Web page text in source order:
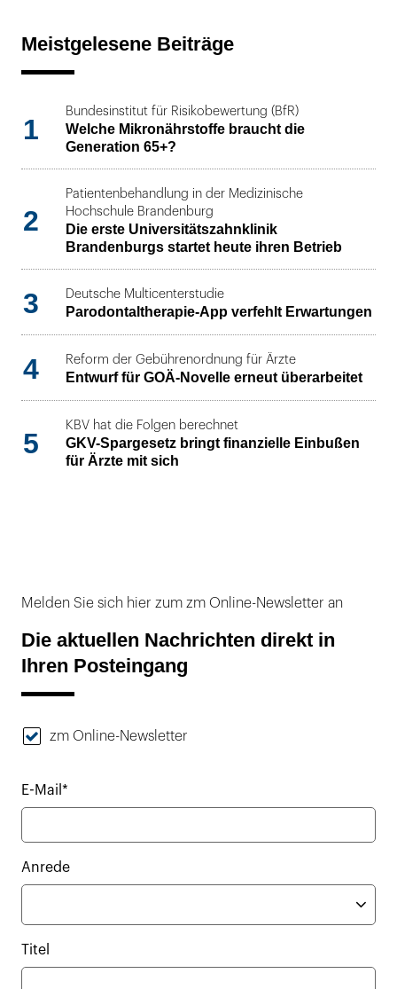
Meistgelesene Beiträge
1
Bundesinstitut für Risikobewertung (BfR)
Welche Mikronährstoffe braucht die
Generation 65+?
2
Patientenbehandlung in der Medizinische
Hochschule Brandenburg
Die erste Universitätszahnklinik
Brandenburgs startet heute ihren Betrieb
3 Deutsche Multicenterstudie
Parodontaltherapie-App verfehlt Erwartungen
4 Reform der Gebührenordnung für Ärzte
Entwurf für GOÄ-Novelle erneut überarbeitet
5
KBV hat die Folgen berechnet
GKV-Spargesetz bringt finanzielle Einbußen
für Ärzte mit sich
Melden Sie sich hier zum zm Online-Newsletter an
Die aktuellen Nachrichten direkt in
Ihren Posteingang
zm Online-Newsletter
E-Mail*
Anrede
Titel